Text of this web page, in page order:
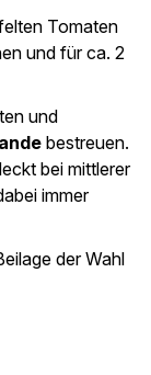
Tomaten
und für ca. 2
und
bestreuen.
bei mittlerer
immer
der Wahl